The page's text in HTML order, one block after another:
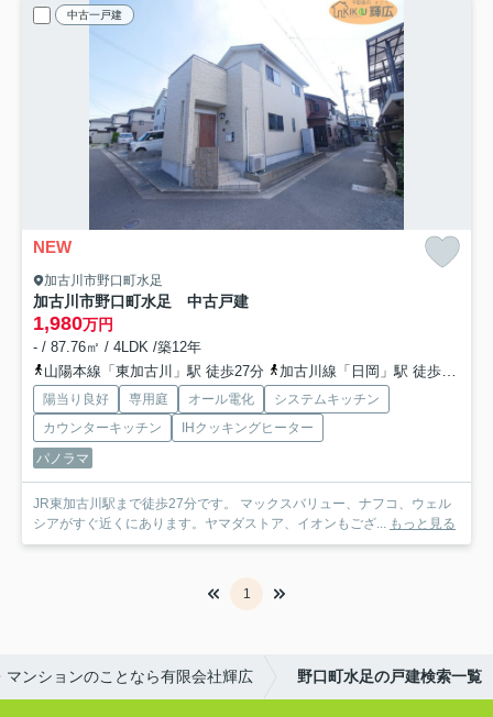
中古一戸建
NEW
加古川市野口町水足
加古川市野口町水足 中古戸建
1,980万円
- / 87.76㎡ / 4LDK /築12年
山陽本線「東加古川」駅 徒歩27分
加古川線「日岡」駅 徒歩33分
陽当り良好 専用庭 オール電化
システムキッチン
カウンターキッチン
IHクッキングヒーター
パノラマ
JR東加古川駅まで徒歩27分です。 マックスバリュー、ナフコ、ウェル
シアがすぐ近くにあります。ヤマダストア、イオンもござ... もっと見る
1
ンションのことなら有限会社輝広 野口町水足の戸建検索一覧